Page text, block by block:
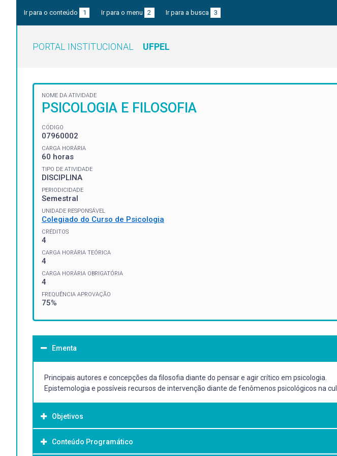
Ir para o conteúdo 1 Ir para o menu 2 Ir para a busca 3
PORTAL INSTITUCIONAL UFPEL
NOME DA ATIVIDADE
PSICOLOGIA E FILOSOFIA
CÓDIGO
07960002
CARGA HORÁRIA
60 horas
TIPO DE ATIVIDADE
DISCIPLINA
PERIODICIDADE
Semestral
UNIDADE RESPONSÁVEL
Colegiado do Curso de Psicologia
CRÉDITOS
4
CARGA HORÁRIA TEÓRICA
4
CARGA HORÁRIA OBRIGATÓRIA
4
FREQUÊNCIA APROVAÇÃO
75%
Ementa
Principais autores e concepções da filosofia diante do pensar e agir crítico em psicologia.
Epistemologia e possíveis recursos de intervenção diante de fenômenos psicológicos na
Objetivos
Objetivo Geral:
Conteúdo Programático